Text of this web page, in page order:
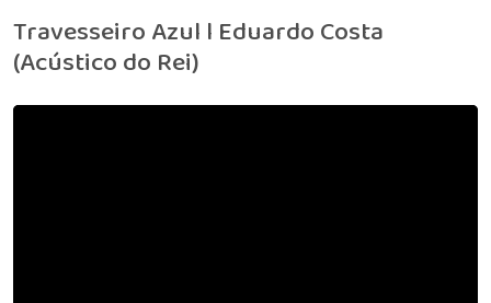
Travesseiro Azul l Eduardo Costa
(Acústico do Rei)